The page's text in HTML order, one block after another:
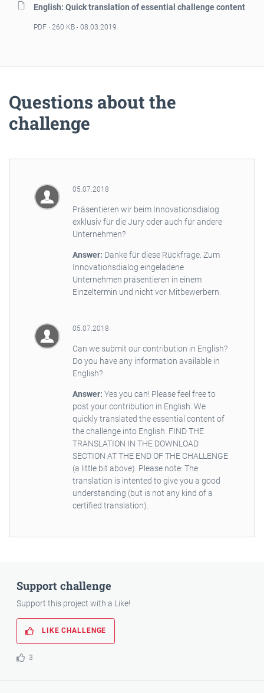
English: Quick translation of essential challenge content
PDF 260 KB 08.03.2019
Questions about the
challenge
05.07.2018
Präsentieren wir beim Innovationsdialog
exklusiv für die Jury oder auch für andere
Unternehmen?
Answer: Danke für diese Rückfrage. Zum
Innovationsdialog eingeladene
Unternehmen präsentieren in einem
Einzeltermin und nicht vor Mitbewerbern.
05.07.2018
Can we submit our contribution in English?
Do you have any information available in
English?
Answer: Yes you can! Please feel free to
post your contribution in English. We
quickly translated the essential content of
the challenge into English. FIND THE
TRANSLATION IN THE DOWNLOAD
SECTION AT THE END OF THE CHALLENGE
(a little bit above). Please note: The
translation is intented to give you a good
understanding (but is not any kind of a
certified translation).
Support challenge
Support this project with a Like!
LIKE CHALLENGE
3